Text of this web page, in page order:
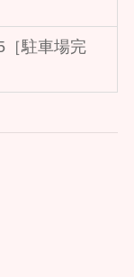
［駐車場完